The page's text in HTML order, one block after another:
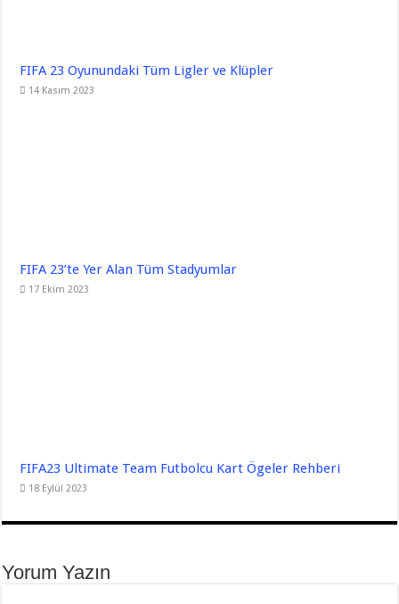
FIFA 23 Oyunundaki Tüm Ligler ve Klüpler
14 Kasım 2023
FIFA 23’te Yer Alan Tüm Stadyumlar
17 Ekim 2023
FIFA23 Ultimate Team Futbolcu Kart Ögeler Rehberi
18 Eylül 2023
Yorum Yazın